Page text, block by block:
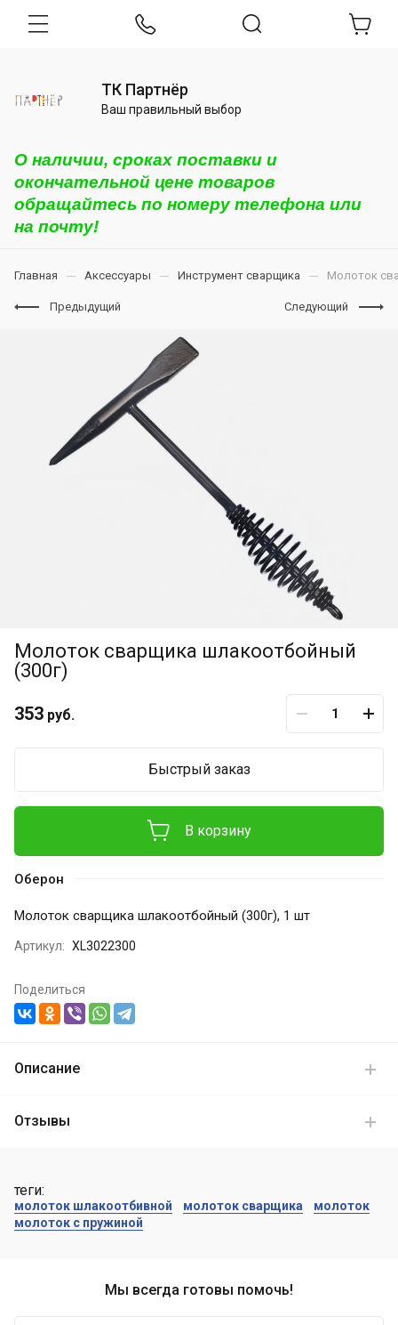
ТК Партнёр
Ваш правильный выбор
О наличии, сроках поставки и
окончательной цене товаров
обращайтесь по номеру телефона или
на почту!
Главная Аксессуары Инструмент сварщика Молоток
Предыдущий Следующий
Молоток сварщика шлакоотбойный
(300г)
353 руб.
В корзину
Быстрый заказ
Оберон
Молоток сварщика шлакоотбойный (300г), 1 шт
Артикул: XL3022300
Поделиться
Описание
Отзывы
теги:
молоток шлакоотбивной молоток сварщика
молоток
молоток с пружиной
Мы всегда готовы помочь!